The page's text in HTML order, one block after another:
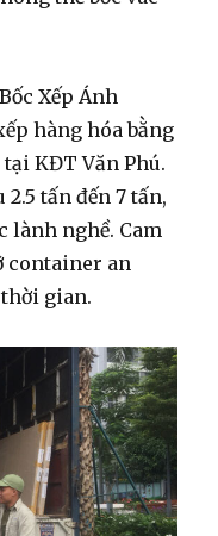
Xếp Ánh
hàng hóa bằng
KĐT Văn Phú.
tấn đến 7 tấn,
lành nghề. Cam
container an
gian.